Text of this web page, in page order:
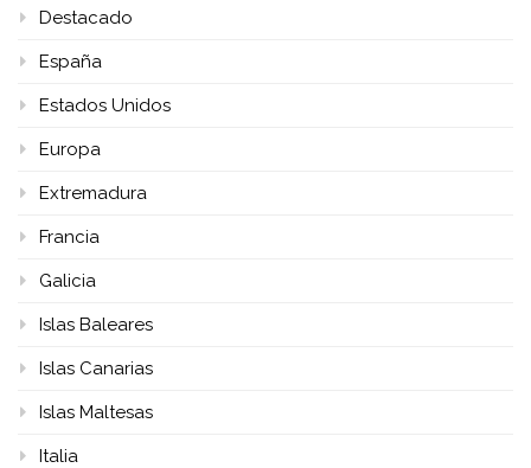
Destacado
España
Estados Unidos
Europa
Extremadura
Francia
Galicia
Islas Baleares
Islas Canarias
Islas Maltesas
Italia